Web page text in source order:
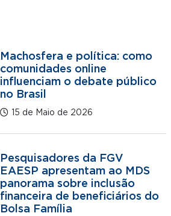
Machosfera e política: como
comunidades online
influenciam o debate público
no Brasil
15 de Maio de 2026
Pesquisadores da FGV
EAESP apresentam ao MDS
panorama sobre inclusão
financeira de beneficiários do
Bolsa Família